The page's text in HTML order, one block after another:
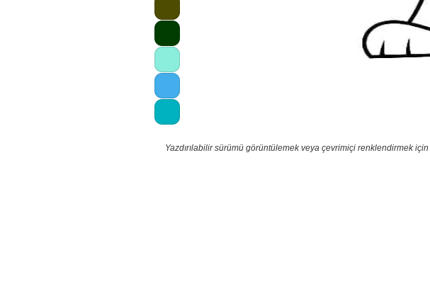
Yazdırılabilir sürümü görüntülemek veya çevrimiçi renklendirmek için